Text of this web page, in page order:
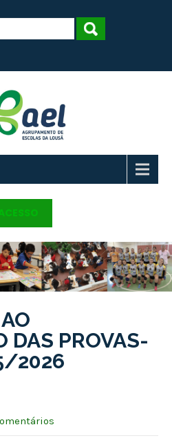
DAS PROVAS-
2026